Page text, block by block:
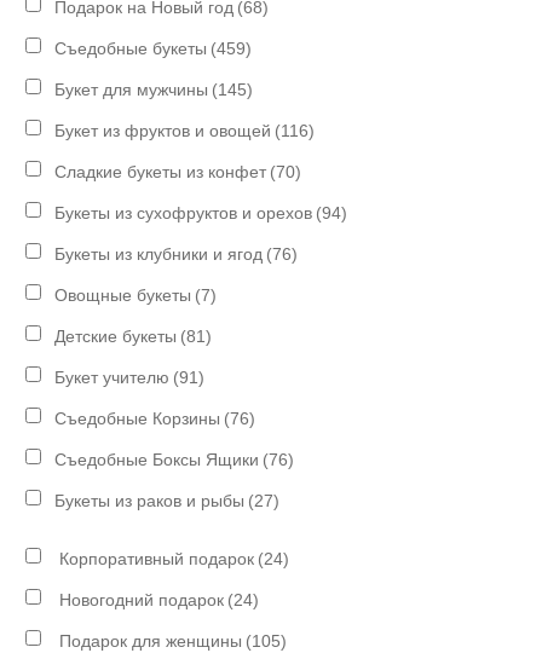
Подарок на Новый год (68)
Съедобные букеты (459)
Букет для мужчины (145)
Букет из фруктов и овощей (116)
Сладкие букеты из конфет (70)
Букеты из сухофруктов и орехов (94)
Букеты из клубники и ягод (76)
Овощные букеты (7)
Детские букеты (81)
Букет учителю (91)
Съедобные Корзины (76)
Съедобные Боксы Ящики (76)
Букеты из раков и рыбы (27)
Корпоративный подарок (24)
Новогодний подарок (24)
Подарок для женщины (105)